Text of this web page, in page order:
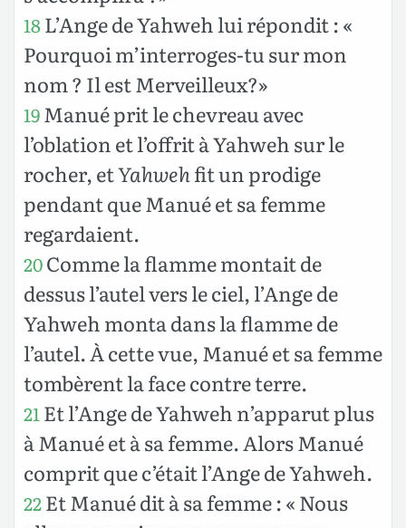
18L’Ange de Yahweh lui répondit : «
Pourquoi m’interroges-tu sur mon
nom ? Il est Merveilleux?»
19Manué prit le chevreau avec
l’oblation et l’offrit à Yahweh sur le
rocher, etYahwehfit un prodige
pendant que Manué et sa femme
regardaient.
20Comme la flamme montait de
dessus l’autel vers le ciel, l’Ange de
Yahweh monta dans la flamme de
l’autel. À cette vue, Manué et sa femme
tombèrent la face contre terre.
21 Et l’Ange de Yahweh n’apparut plus
à Manué et à sa femme. Alors Manué
comprit que c’était l’Ange de Yahweh.
22Et Manué dit à sa femme : « Nous